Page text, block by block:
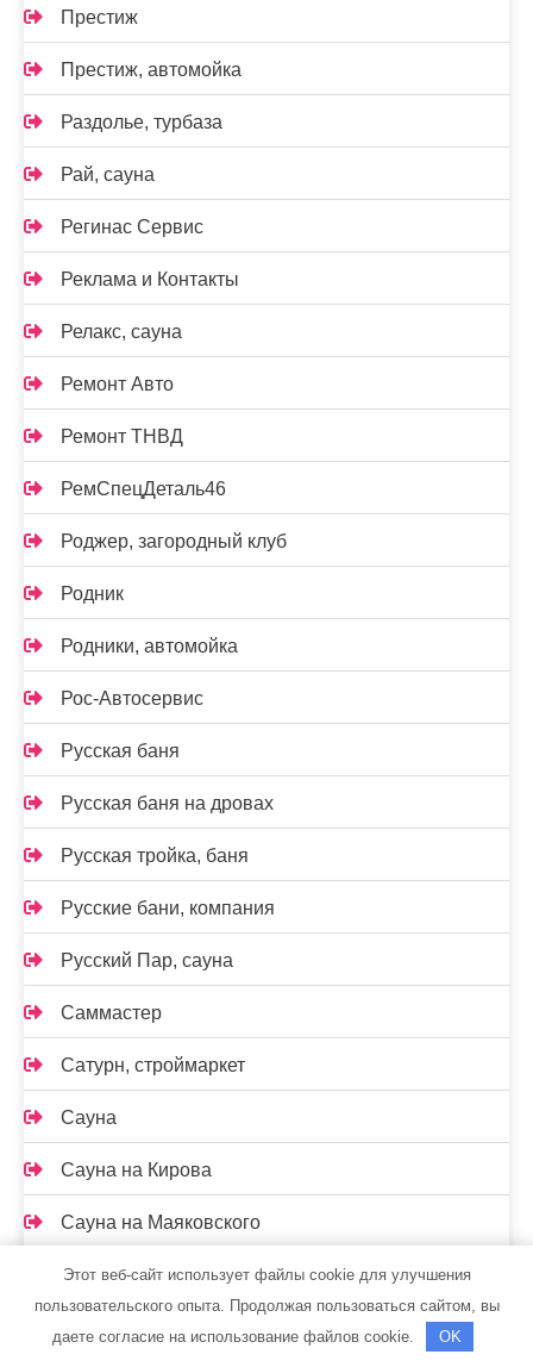
Престиж
Престиж, автомойка
Раздолье, турбаза
Рай, сауна
Регинас Сервис
Реклама и Контакты
Релакс, сауна
Ремонт Авто
Ремонт ТНВД
РемСпецДеталь46
Роджер, загородный клуб
Родник
Родники, автомойка
Рос-Автосервис
Русская баня
Русская баня на дровах
Русская тройка, баня
Русские бани, компания
Русский Пар, сауна
Саммастер
Сатурн, строймаркет
Сауна
Сауна на Кирова
Сауна на Маяковского
Сауна, ст. Константиновская
Этот веб-сайт использует файлы cookie для улучшения
пользовательского опыта. Продолжая пользоваться сайтом, вы
даете согласие на использование файлов cookie.
OK